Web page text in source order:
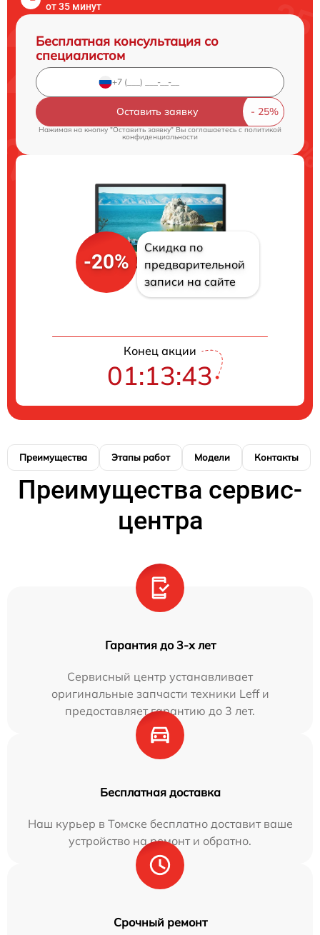
от 35 минут
Бесплатная консультация со
специалистом
Оставить заявку
Нажимая на кнопку "Оставить заявку" Вы соглашаетесь cполитикой
конфиденциальности
-20%
Скидка по
предварительной
записи на сайте
Конец акции
01:13:42
Преимущества Этапы работ Модели Контакты
Преимущества сервис-
центра
Гарантия до 3-х лет
Сервисный центр устанавливает
оригинальные запчасти техники Leff и
предоставляет гарантию до 3 лет.
Бесплатная доставка
Наш курьер в Томске бесплатно доставит ваше
устройство на ремонт и обратно.
Срочный ремонт